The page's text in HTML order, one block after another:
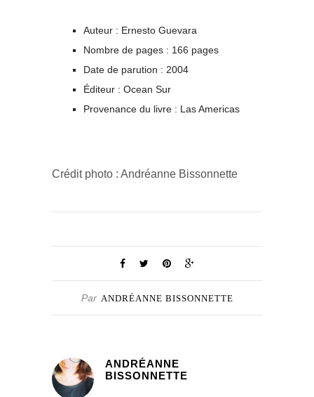
Auteur : Ernesto Guevara
Nombre de pages : 166 pages
Date de parution : 2004
Éditeur : Ocean Sur
Provenance du livre : Las Americas
Crédit photo : Andréanne Bissonnette
Par ANDRÉANNE BISSONNETTE
ANDRÉANNE
BISSONNETTE